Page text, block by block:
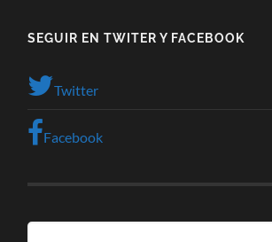
SEGUIR EN TWITER Y FACEBOOK
Twitter
Facebook